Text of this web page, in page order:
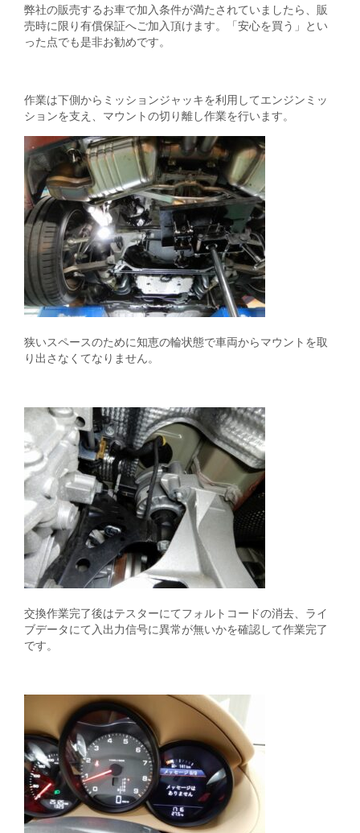
弊社の販売するお車で加入条件が満たされていましたら、販
売時に限り有償保証へご加入頂けます。「安心を買う」とい
った点でも是非お勧めです。
作業は下側からミッションジャッキを利用してエンジンミッ
ションを支え、マウントの切り離し作業を行います。
狭いスペースのために知恵の輪状態で車両からマウントを取
り出さなくてなりません。
交換作業完了後はテスターにてフォルトコードの消去、ライ
ブデータにて入出力信号に異常が無いかを確認して作業完了
です。